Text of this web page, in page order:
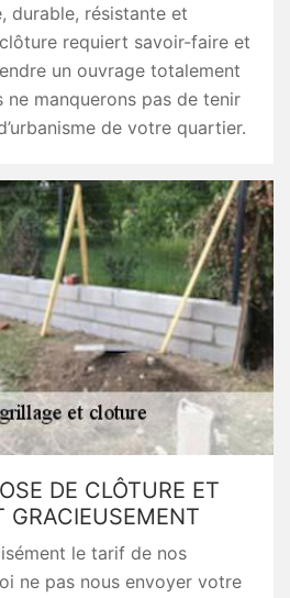
durable, résistante et
requiert savoir-faire et
un ouvrage totalement
ne manquerons pas de tenir
de votre quartier.
DE CLÔTURE ET
GRACIEUSEMENT
le tarif de nos
ne pas nous envoyer votre